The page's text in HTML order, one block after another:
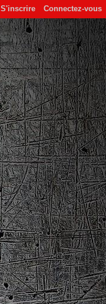
Connectez-vous
S'inscrire